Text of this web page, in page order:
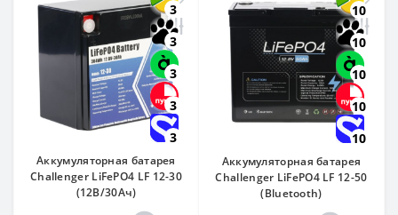
3
3
3
3
3
Аккумуляторная батарея
Challenger LiFePO4 LF 12-30
(12В/30Ач)
10
10
10
10
10
Аккумуляторная батарея
Challenger LiFePO4 LF 12-50
(Bluetooth)